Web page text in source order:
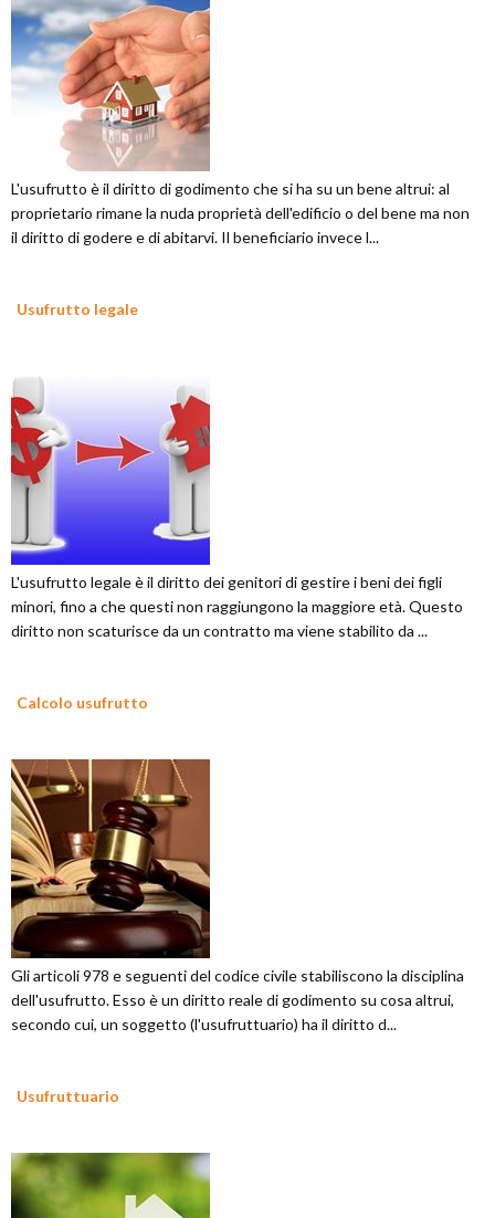
L'usufrutto è il diritto di godimento che si ha su un bene altrui: al
proprietario rimane la nuda proprietà dell'edificio o del bene ma non
il diritto di godere e di abitarvi. Il beneficiario invece l...
Usufrutto legale
L'usufrutto legale è il diritto dei genitori di gestire i beni dei figli
minori, fino a che questi non raggiungono la maggiore età. Questo
diritto non scaturisce da un contratto ma viene stabilito da ...
Calcolo usufrutto
Gli articoli 978 e seguenti del codice civile stabiliscono la disciplina
dell'usufrutto. Esso è un diritto reale di godimento su cosa altrui,
secondo cui, un soggetto (l'usufruttuario) ha il diritto d...
Usufruttuario